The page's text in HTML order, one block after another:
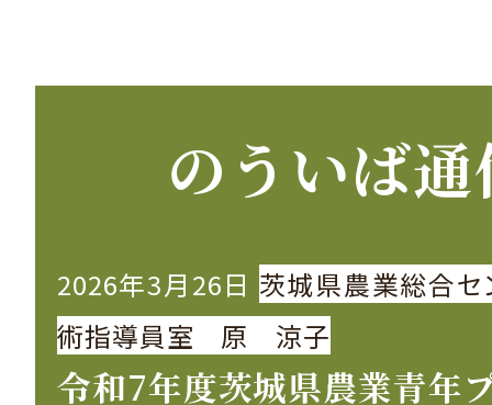
り
のういば
2026年3月26日 茨城県農業総合セ
術指導員室 原 涼子
令和7年度茨城県農業青年